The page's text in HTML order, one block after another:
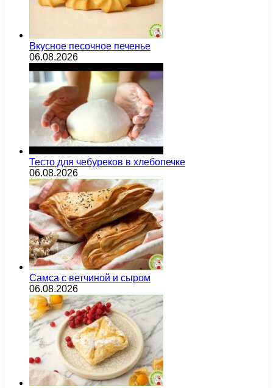
Вкусное песочное печенье
06.08.2026
Тесто для чебуреков в хлебопечке
06.08.2026
Самса с ветчиной и сыром
06.08.2026